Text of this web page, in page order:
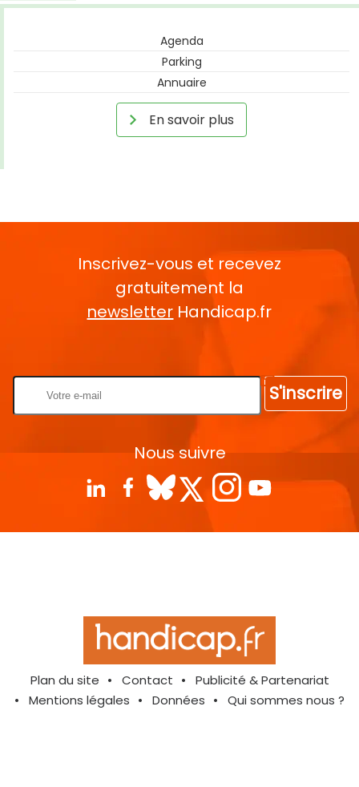
Agenda
Parking
Annuaire
En savoir plus
Inscrivez-vous et recevez
gratuitement la
newsletter Handicap.fr
S'inscrire
Nous suivre
Plan du site Contact
Publicité & Partenariat
Mentions légales
Données Qui sommes nous ?